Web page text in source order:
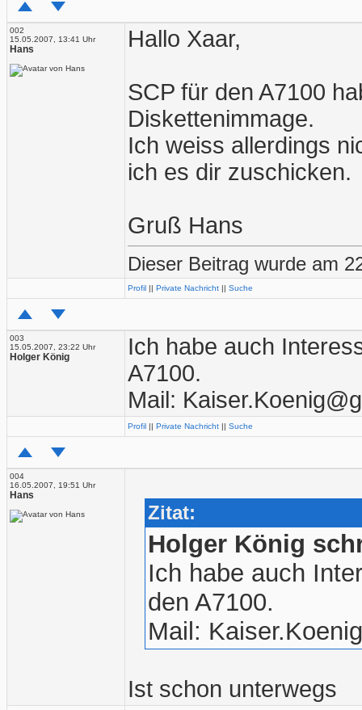
002
15.05.2007, 13:41 Uhr
Hans Hallo Xaar,
SCP für den A7100
Diskettenimmage.
Ich weiss allerdings
ich es dir zuschicken.
Gruß Hans
Dieser Beitrag wurde am
Profil || Private Nachricht || Suche
003
15.05.2007, 23:22 Uhr
Holger König
Ich habe auch
A7100.
Mail:
Profil || Private Nachricht || Suche
004
16.05.2007, 19:51 Uhr
Hans
Zitat:
Holger König
Ich habe auch
den A7100.
Mail:
Ist schon unterwegs